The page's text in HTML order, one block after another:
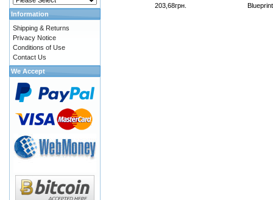
203,68грн.
Information
Shipping & Returns
Privacy Notice
Conditions of Use
Contact Us
We Accept